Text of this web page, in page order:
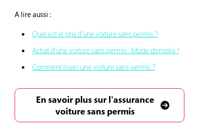
A lire aussi :
Quel est le prix d’une voiture sans permis ?
Achat d’une voiture sans permis : Mode d’emploi !
Comment louer une voiture sans permis ?
En savoir plus sur l'assurance
voiture sans permis